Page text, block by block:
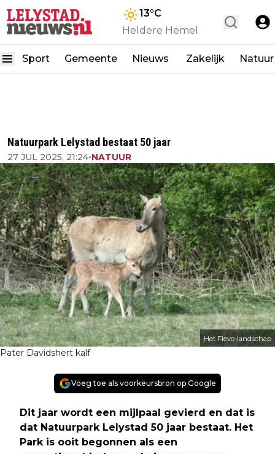
13°C
Heldere Hemel
Sport Gemeente Nieuws Zakelijk Natuur
Natuurpark Lelystad bestaat 50 jaar
27 JUL 2025, 21:24•NATUUR
Het Flevo-landschap
Pater Davidshert kalf
Voeg toe als voorkeursbron op Google
Dit jaar wordt een mijlpaal gevierd en dat is
dat Natuurpark Lelystad 50 jaar bestaat. Het
Park is ooit begonnen als een